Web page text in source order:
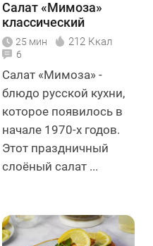
Салат «Мимоза»
классический
25 мин 212 Ккал
6
Салат «Мимоза» -
блюдо русской кухни,
которое появилось в
начале 1970-х годов.
Этот праздничный
слоёный салат ...